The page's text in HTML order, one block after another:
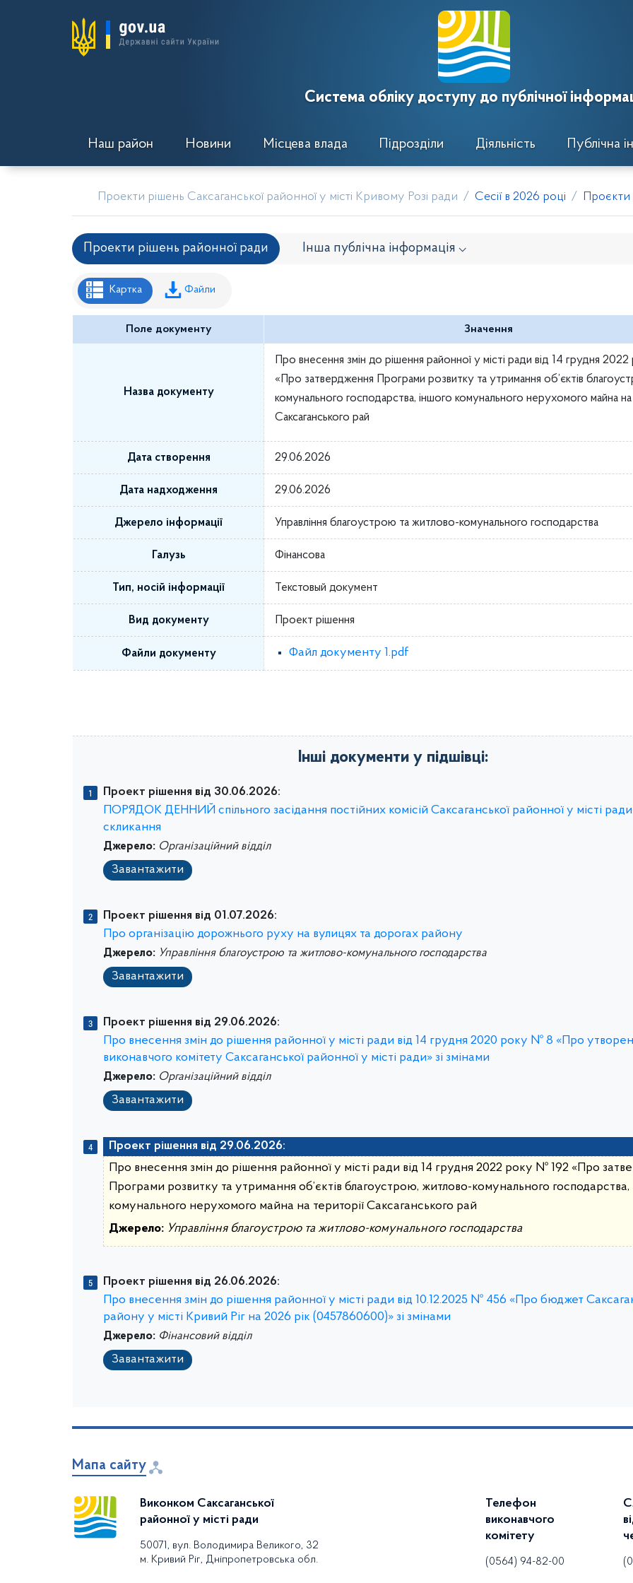
Система обліку доступу до публічної
Наш район Новини Місцева влада Підрозділи Діяльність Публічна
Проекти рішень Саксаганської районної у місті Кривому Розі ради Сесії в 2026 році Проєкти
Проекти рішень районної ради Інша публічна інформація ⌵
Рішення районної ради
Проекти рішень районної ради
Проєкти рішень виконавчого комітету
Картка Файли
Поле документу Значення
Назва документу
Про внесення змін до рішення районної у місті ради від 14 грудня
«Про затвердження Програми розвитку та утримання об’єктів
комунального господарства, іншого комунального нерухомого майна на
Саксаганського рай
Дата створення 29.06.2026
Дата надходження 29.06.2026
Джерело інформації Управління благоустрою та житлово-комунального господарства
Галузь Фінансова
Тип, носій інформації Текстовый документ
Вид документу Проект рішення
Файли документу Файл документу 1.pdf
Інші документи у підшівці:
Проект рішення від 30.06.2026:
ПОРЯДОК ДЕННИЙ спільного засідання постійних комісій Саксаганської районної у місті ради
скликання
Джерело: Організаційний відділ
Завантажити
Проект рішення від 01.07.2026:
Про організацію дорожнього руху на вулицях та дорогах району
Джерело: Управління благоустрою та житлово-комунального господарства
Завантажити
Проект рішення від 29.06.2026:
Про внесення змін до рішення районної у місті ради від 14 грудня 2020 року № 8 «Про
виконавчого комітету Саксаганської районної у місті ради» зі змінами
Джерело: Організаційний відділ
Завантажити
Проект рішення від 29.06.2026:
Про внесення змін до рішення районної у місті ради від 14 грудня 2022 року № 192 «Про
Програми розвитку та утримання об’єктів благоустрою, житлово-комунального господарства,
комунального нерухомого майна на території Саксаганського рай
Джерело: Управління благоустрою та житлово-комунального господарства
Проект рішення від 26.06.2026:
Про внесення змін до рішення районної у місті ради від 10.12.2025 № 456 «Про бюджет
району у місті Кривий Ріг на 2026 рік (0457860600)» зі змінами
Джерело: Фінансовий відділ
Завантажити
Мапа сайту
Виконком Саксаганської
районної у місті ради
50071, вул. Володимира Великого, 32
м. Кривий Ріг, Дніпропетровська обл.
Телефон
виконавчого
комітету
(0564) 94-82-00